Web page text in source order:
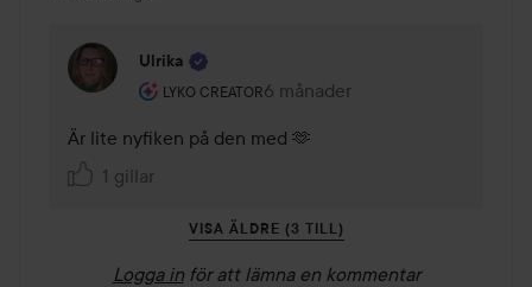
Ulrika
LYKO CREATOR
Användarens roll: Lyko Creator.
6 månader
Kommentaren lades 6 månader
Är lite nyfiken på den med 🫶
1 gillar
VISA ÄLDRE (3 TILL)
Logga in för att lämna en kommentar